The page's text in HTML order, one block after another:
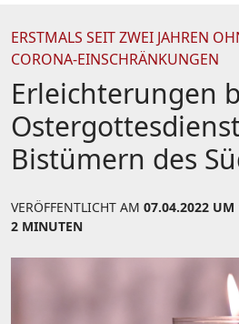
ERSTMALS SEIT ZWEI JAHREN
ORONA-EINSCHRÄNKUNGEN
Erleichterungen
Bistümern des
VERÖFFENTLICHT AM 07.04.2022 UM
2 MINUTEN